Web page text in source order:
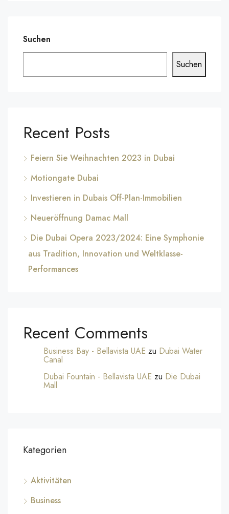
Suchen
Suchen
Recent Posts
Feiern Sie Weihnachten 2023 in Dubai
Motiongate Dubai
Investieren in Dubais Off-Plan-Immobilien
Neueröffnung Damac Mall
Die Dubai Opera 2023/2024: Eine Symphonie
aus Tradition, Innovation und Weltklasse-
Performances
Recent Comments
Business Bay - Bellavista UAE zu Dubai Water
Canal
Dubai Fountain - Bellavista UAE zu Die Dubai
Mall
Kategorien
Aktivitäten
Business